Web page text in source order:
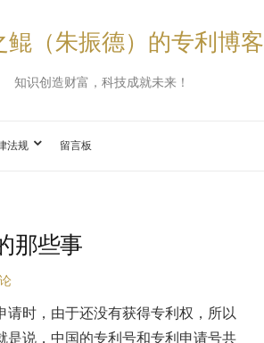
鲲（朱振德）的专利博客
知识创造财富，科技成就未来！
法规 留言板
那些事
时，由于还没有获得专利权，所以
是说，中国的专利号和专利申请号共